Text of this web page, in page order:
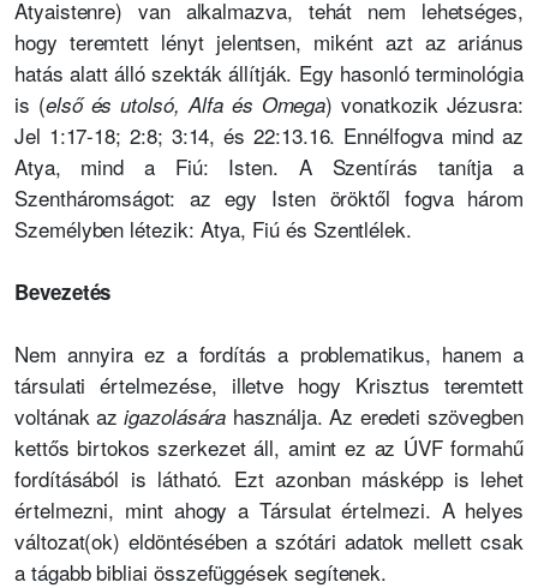
Atyaistenre) van alkalmazva, tehát nem lehetséges,
hogy teremtett lényt jelentsen, miként azt az ariánus
hatás alatt álló szekták állítják. Egy hasonló terminológia
is (első és utolsó, Alfa és Omega) vonatkozik Jézusra:
Jel 1:17-18; 2:8; 3:14, és 22:13.16. Ennélfogva mind az
Atya, mind a Fiú: Isten. A Szentírás tanítja a
Szentháromságot: az egy Isten öröktől fogva három
Személyben létezik: Atya, Fiú és Szentlélek.
Bevezetés
Nem annyira ez a fordítás a problematikus, hanem a
társulati értelmezése, illetve hogy Krisztus teremtett
voltának azigazolására használja. Az eredeti szövegben
kettős birtokos szerkezet áll, amint ez az ÚVF formahű
fordításából is látható. Ezt azonban másképp is lehet
értelmezni, mint ahogy a Társulat értelmezi. A helyes
változat(ok) eldöntésében a szótári adatok mellett csak
a tágabb bibliai összefüggések segítenek.